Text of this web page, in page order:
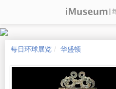
每日环球展览 华盛顿